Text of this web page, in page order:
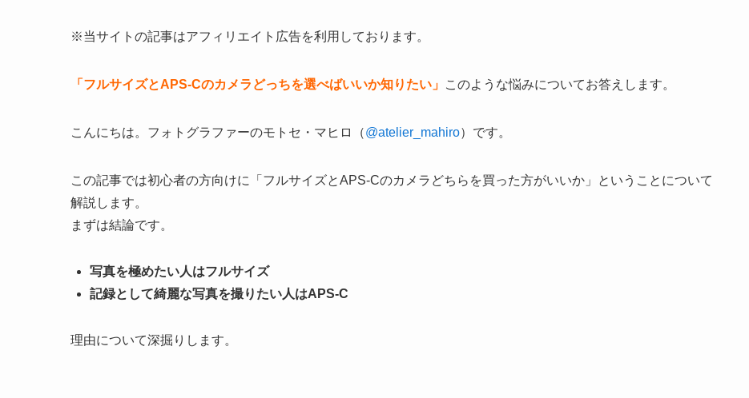
※当サイトの記事はアフィリエイト広告を利用しております。
「フルサイズとAPS-Cのカメラどっちを選べばいいか知りたい」 このような悩みについてお答えします。
こんにちは。フォトグラファーのモトセ・マヒロ（@atelier_mahiro）です。
この記事では初心者の方向けに「フルサイズとAPS-Cのカメラどちらを買った方がいいか」ということについて
解説します。
まずは結論です。
写真を極めたい人はフルサイズ
記録として綺麗な写真を撮りたい人はAPS-C
理由について深掘りします。